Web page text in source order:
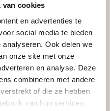
van cookies
en advertenties te
social media te bieden
Ook delen we
onze site met onze
en analyse. Deze
combineren met andere
of die ze hebben
van hun services.
310 ml €8,95
+ €30,00